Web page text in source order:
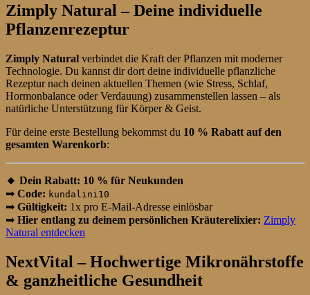
Zimply Natural – Deine individuelle
Pflanzenrezeptur
Zimply Natural verbindet die Kraft der Pflanzen mit moderner
Technologie. Du kannst dir dort deine individuelle pflanzliche
Rezeptur nach deinen aktuellen Themen (wie Stress, Schlaf,
Hormonbalance oder Verdauung) zusammenstellen lassen – als
natürliche Unterstützung für Körper & Geist.
Für deine erste Bestellung bekommst du 10 % Rabatt auf den
gesamten Warenkorb:
🔸 Dein Rabatt: 10 % für Neukunden
➡ Code: kundalini10
➡ Gültigkeit: 1x pro E-Mail-Adresse einlösbar
➡ Hier entlang zu deinem persönlichen Kräuterelixier: Zimply
Natural entdecken
NextVital – Hochwertige Mikronährstoffe
& ganzheitliche Gesundheit